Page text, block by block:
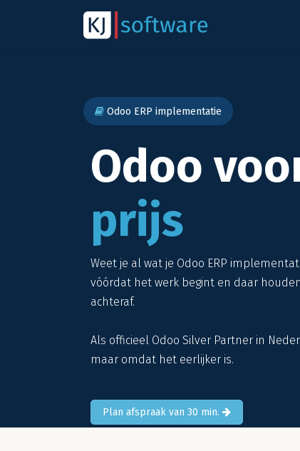
Odoo ERP implementatie
Odoo
prijs
Weet je al wat je Odoo ERP
vóórdat het werk begint en daar
achteraf.
Als officieel Odoo Silver Partner in
maar omdat het eerlijker is.
Plan afspraak van 30 min.